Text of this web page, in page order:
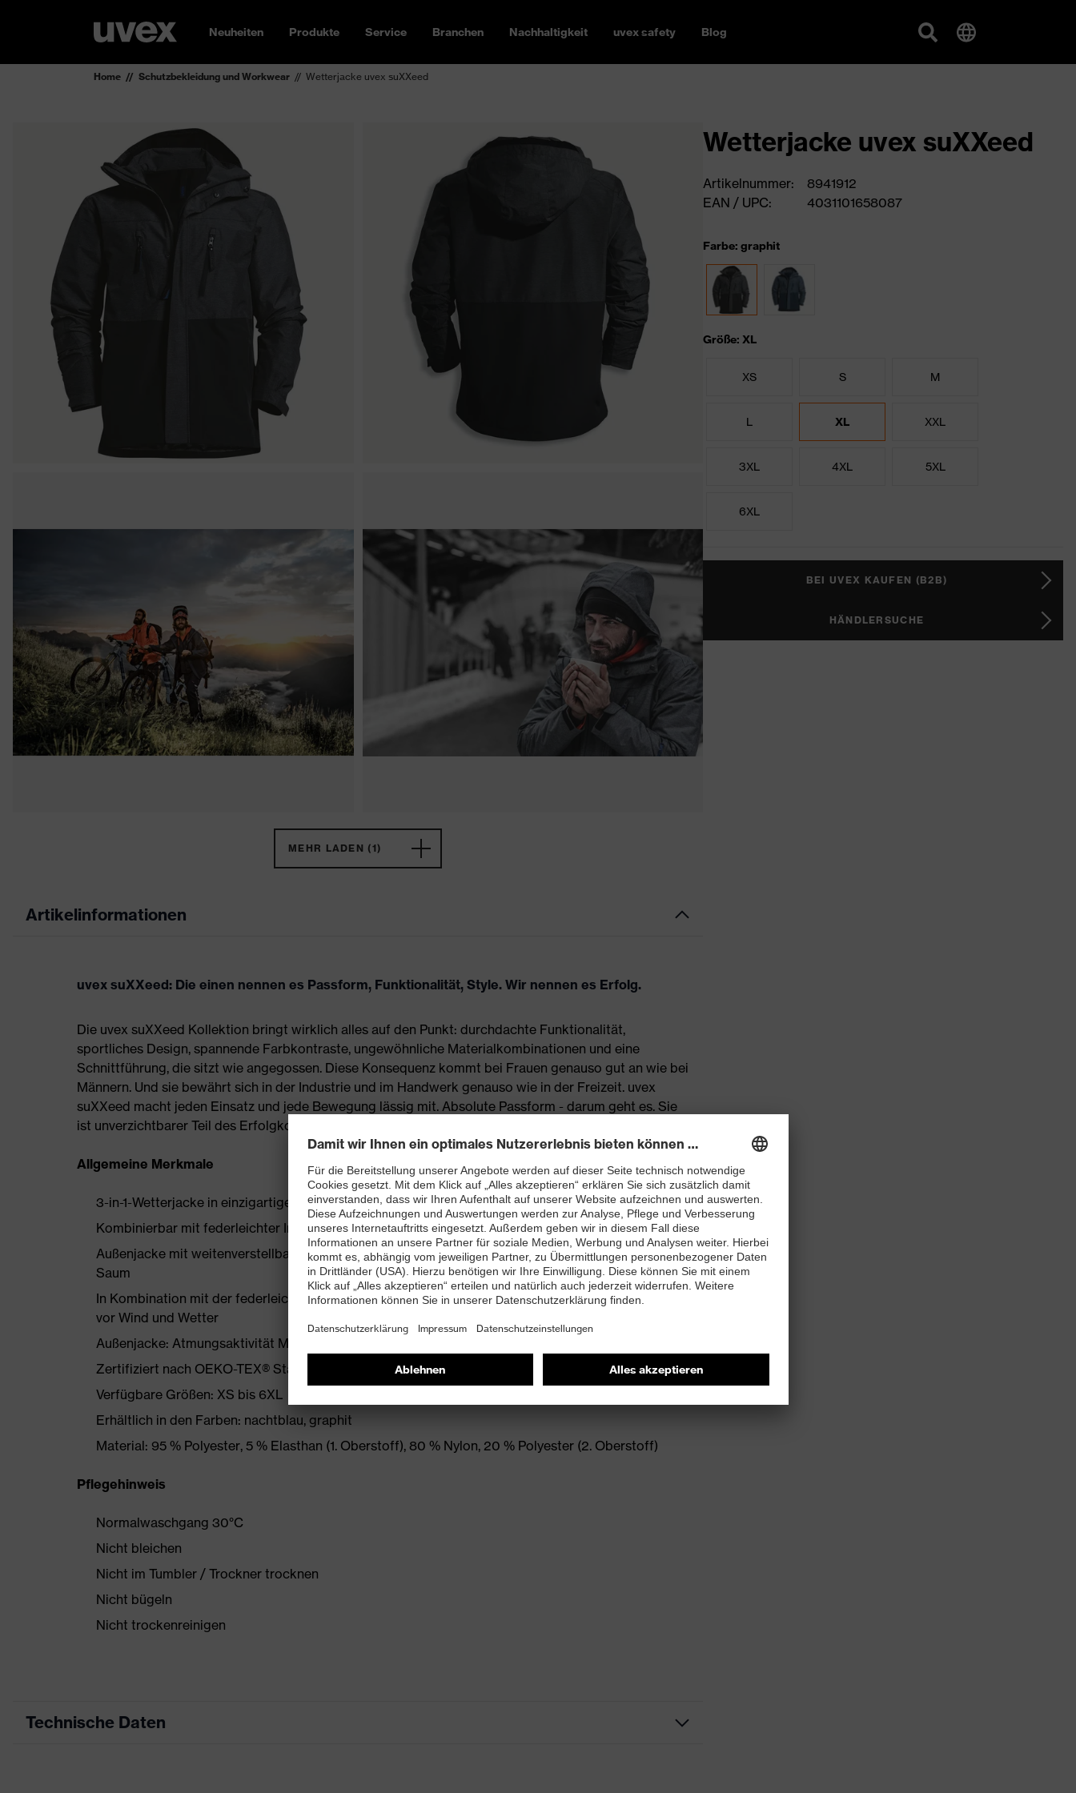
Neuheiten Produkte Service Branchen Nachhaltigkeit uvex safety Blog
Home Schutzbekleidung und Workwear Wetterjacke uvex suXXeed
MEHR LADEN (1)
Artikelinformationen
uvex suXXeed: Die einen nennen es Passform, Funktionalität, Style. Wir nennen es Erfolg.
Die uvex suXXeed Kollektion bringt wirklich alles auf den Punkt: durchdachte Funktionalität,
sportliches Design, spannende Farbkontraste, ungewöhnliche Materialkombinationen und eine
Schnittführung, die sitzt wie angegossen. Diese Konsequenz kommt bei Frauen genauso gut an wie bei
Männern. Und sie bewährt sich in der Industrie und im Handwerk genauso wie in der Freizeit. uvex
suXXeed macht jeden Einsatz und jede Bewegung lässig mit. Absolute Passform - darum geht es. Sie
ist unverzichtbarer Teil des Erfolgkonzepts. Passform ohne Kompromisse. Freizeittauglich.
Allgemeine Merkmale
3-in-1-Wetterjacke in einzigartiger Passform
Kombinierbar mit federleichter Innenjacke
Außenjacke mit weitenverstellbarer, abnehmbarer Kapuze sowie ebenfalls weitenverstellbarem
Saum
In Kombination mit der federleichten Innenjacke getragen bietet diese 3-in-1-Jacke idealen Schutz
vor Wind und Wetter
Außenjacke: Atmungsaktivität MVP 10.000 g/m² – 24 h und Wassersäule von 10.000 mm
Zertifiziert nach OEKO-TEX® Standard 100
Verfügbare Größen: XS bis 6XL
Erhältlich in den Farben: nachtblau, graphit
Material: 95 % Polyester, 5 % Elasthan (1. Oberstoff), 80 % Nylon, 20 % Polyester (2. Oberstoff)
Pflegehinweis
Normalwaschgang 30°C
Nicht bleichen
Nicht im Tumbler / Trockner trocknen
Nicht bügeln
Nicht trockenreinigen
Technische Daten
Wetterjacke uvex suXXeed
Artikelnummer:
8941912
EAN / UPC:
4031101658087
Farbe: graphit
Größe: XL
XS S M
L XL XXL
3XL 4XL 5XL
6XL
BEI UVEX KAUFEN (B2B)
HÄNDLERSUCHE